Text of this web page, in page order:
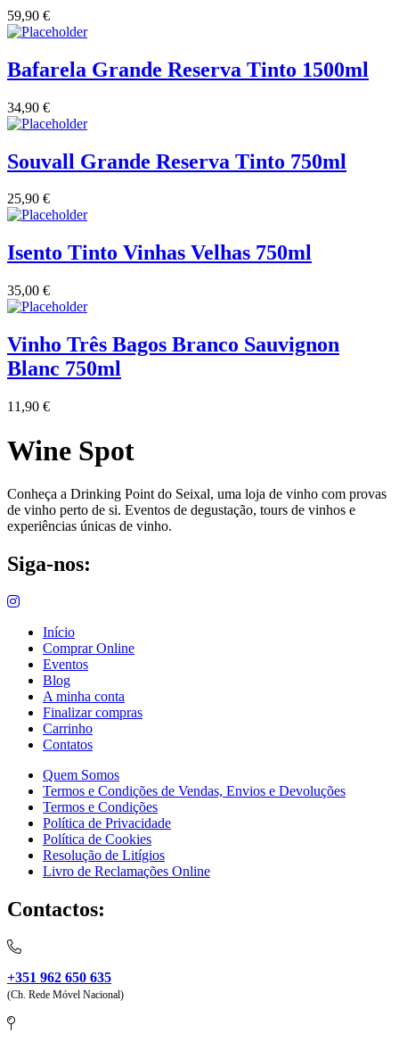
59,90 €
Bafarela Grande Reserva Tinto 1500ml
34,90 €
Souvall Grande Reserva Tinto 750ml
25,90 €
Isento Tinto Vinhas Velhas 750ml
35,00 €
Vinho Três Bagos Branco Sauvignon
Blanc 750ml
11,90 €
Wine Spot
Conheça a Drinking Point do Seixal, uma loja de vinho com provas
de vinho perto de si. Eventos de degustação, tours de vinhos e
experiências únicas de vinho.
Siga-nos:
Início
Comprar Online
Eventos
Blog
A minha conta
Finalizar compras
Carrinho
Contatos
Quem Somos
Termos e Condições de Vendas, Envios e Devoluções
Termos e Condições
Política de Privacidade
Política de Cookies
Resolução de Litígios
Livro de Reclamações Online
Contactos:
+351 962 650 635
(Ch. Rede Móvel Nacional)